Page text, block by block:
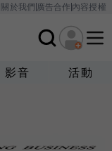
關於我們廣告合作內容授權
影音 活動